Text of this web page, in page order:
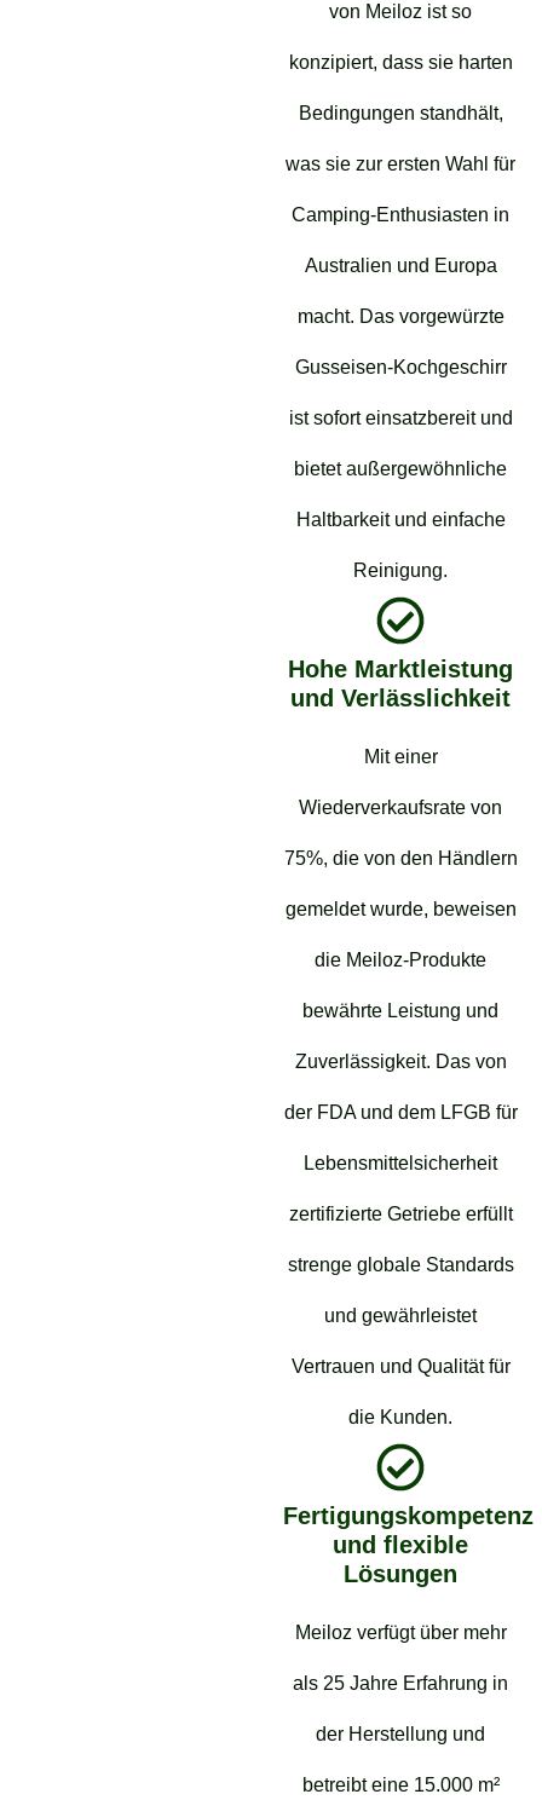
von Meiloz ist so
konzipiert, dass sie harten
Bedingungen standhält,
was sie zur ersten Wahl für
Camping-Enthusiasten in
Australien und Europa
macht. Das vorgewürzte
Gusseisen-Kochgeschirr
ist sofort einsatzbereit und
bietet außergewöhnliche
Haltbarkeit und einfache
Reinigung.
Hohe Marktleistung
und Verlässlichkeit
Mit einer
Wiederverkaufsrate von
75%, die von den Händlern
gemeldet wurde, beweisen
die Meiloz-Produkte
bewährte Leistung und
Zuverlässigkeit. Das von
der FDA und dem LFGB für
Lebensmittelsicherheit
zertifizierte Getriebe erfüllt
strenge globale Standards
und gewährleistet
Vertrauen und Qualität für
die Kunden.
Fertigungskompetenz
und flexible
Lösungen
Meiloz verfügt über mehr
als 25 Jahre Erfahrung in
der Herstellung und
betreibt eine 15.000 m²